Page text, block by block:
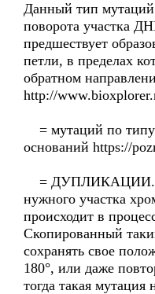
Данный тип мутаций
поворота участка
предшествует
петли, в пределах
обратном
http://
= мутаций по
оснований https://
= ДУПЛИКАЦИИ.
нужного участка
происходит в
Скопированный
сохранять свое
180°, или даже
тогда такая мутация